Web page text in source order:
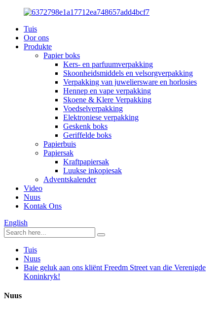
Tuis
Oor ons
Produkte
Papier boks
Kers- en parfuumverpakking
Skoonheidsmiddels en velsorgverpakking
Verpakking van juweliersware en horlosies
Hennep en vape verpakking
Skoene & Klere Verpakking
Voedselverpakking
Elektroniese verpakking
Geskenk boks
Geriffelde boks
Papierbuis
Papiersak
Kraftpapiersak
Luukse inkopiesak
Adventskalender
Video
Nuus
Kontak Ons
English
Tuis
Nuus
Baie geluk aan ons kliënt Freedm Street van die Verenigde
Koninkryk!
Nuus